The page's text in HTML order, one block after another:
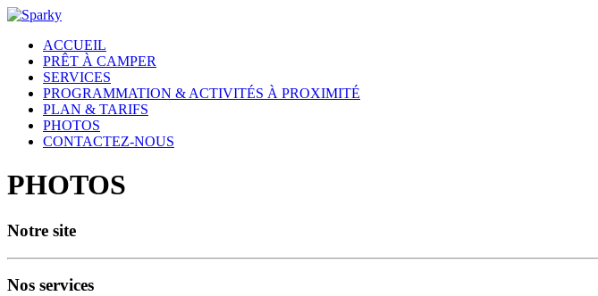
ACCUEIL
PRÊT À CAMPER
SERVICES
PROGRAMMATION & ACTIVITÉS À PROXIMITÉ
PLAN & TARIFS
PHOTOS
CONTACTEZ-NOUS
PHOTOS
Notre site
Nos services